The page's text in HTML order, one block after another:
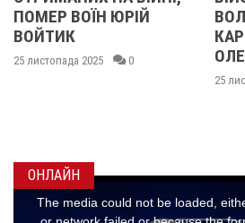
ВОЛОДИМИРОМ
КАРЕНГІНИМ ТА
ОЛЕГОМ ЛІЩИНСЬКИМ
ОНЛАЙН